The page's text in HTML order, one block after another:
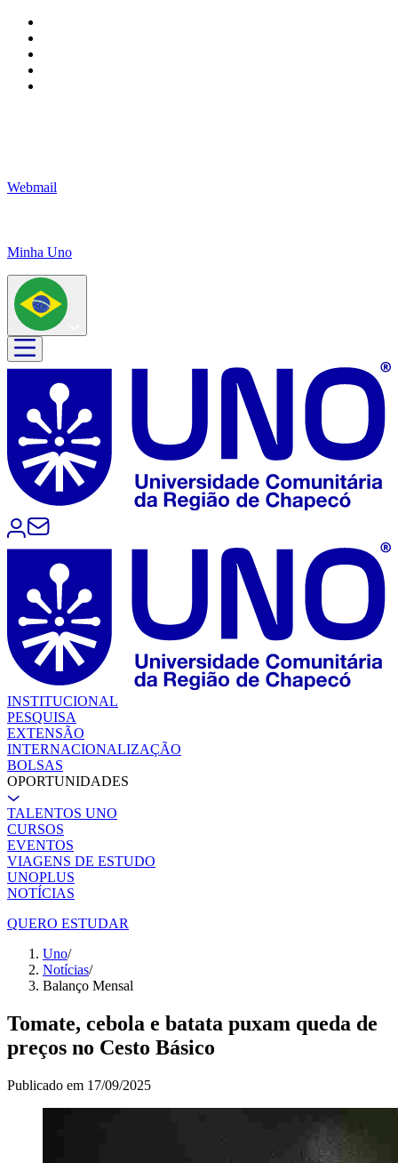
Webmail
Minha Uno
INSTITUCIONAL
PESQUISA
EXTENSÃO
INTERNACIONALIZAÇÃO
BOLSAS
OPORTUNIDADES
TALENTOS UNO
CURSOS
EVENTOS
VIAGENS DE ESTUDO
UNOPLUS
NOTÍCIAS
QUERO ESTUDAR
Uno/
Notícias/
Balanço Mensal
Tomate, cebola e batata puxam queda de
preços no Cesto Básico
Publicado em 17/09/2025